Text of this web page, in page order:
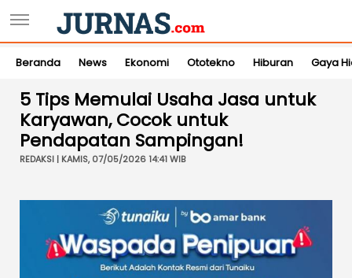
Beranda News Ekonomi Ototekno Hiburan Gaya
5 Tips Memulai Usaha Jasa untuk
Karyawan, Cocok untuk
Pendapatan Sampingan!
REDAKSI | KAMIS, 07/05/2026 14:41 WIB